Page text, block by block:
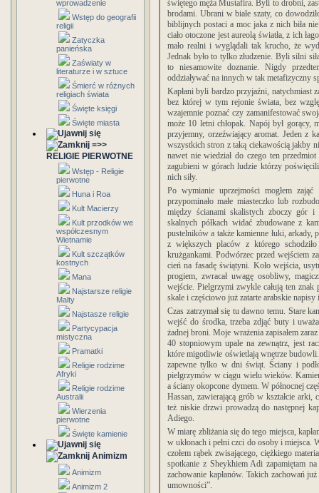
wprowadzenie
Wstęp do geografii
religii
Zatyczka
panieńska
Zaświaty w
literaturze i w sztuce
Śmierć w różnych
religiach świata
Święte księgi
Święte miasta
=>>
RELIGIE PIERWOTNE
Wstęp - Religie
pierwotne
Huna i Roa
Kult Macierzy
Kult przodków we
współczesnym
Wietnamie
Kult szczątków
kostnych
Mana
Najstarsze religie
Malty
Najstasze religie
Partycypacja
mistyczna
Pramatki
Religie rodzime
Afryki
Religie rodzime
Australii
Wierzenia
pierwotne
Święte kamienie
Animizm
Animizm
Animizm 2
świętego męża Mustafira.Byli to drobni,
brodami. Ubrani w białe szaty, co
biblijnych postaci a moc jaka z nich biła
ciało otoczone jest aureolą światła, z ich
mało realni i wyglądali tak krucho, że
Jednak było to tylko złudzenie. Byli silni
to niesamowite doznanie. Nigdy
oddziaływać na innych w tak metafizyczny
Kapłani byli bardzo przyjaźni, natychmiast
bez której w tym rejonie świata, bez
wzajemnie poznać czy zamanifestować
może 10 letni chłopak. Napój był gorący,
przyjemny, orzeźwiający aromat. Jeden z
wszystkich stron z taką ciekawością jakby
nawet nie wiedział do czego ten
zagubieni w górach ludzie którzy
nich siły.
Po wymianie uprzejmości mogłem zająć
przypominało małe miasteczko lub
między ścianami skalistych zboczy gór i
skalnych półkach widać zbudowane z
pustelników a także kamienne łuki, arkady,
z większych placów z którego
krużgankami. Podwórzec przed wejściem
cień na fasadę świątyni. Koło wejścia,
progiem, zwracał uwagę osobliwy,
wejście. Pielgrzymi zwykle całują ten
skale i częściowo już zatarte arabskie
Czas zatrzymał się tu dawno temu. Stare
wejść do środka, trzeba zdjąć buty i
żadnej broni.Moje wrażenia zapisałem
40 stopniowym upale na zewnątrz, jest
które migotliwie oświetlają wnętrze
zapewne tylko w dni świąt. Ściany i
pielgrzymów w ciągu wielu wieków.
a ściany okopcone dymem. W północnej
Hassan, zawierającą grób w kształcie arki,
też niskie drzwi prowadzą do następnej
Adiego.
W miarę zbliżania się do tego miejsca,
w ukłonach i pełni czci do osoby i miejsca.
czołem rąbek zwisającego, ciężkiego
spotkanie z Sheykhiem Adi zapamiętam
zachowanie kapłanów. Takich zachowań
umowności”.